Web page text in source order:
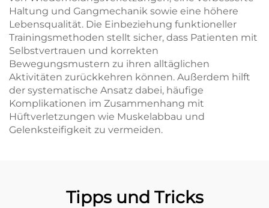
Haltung und Gangmechanik sowie eine höhere
Lebensqualität. Die Einbeziehung funktioneller
Trainingsmethoden stellt sicher, dass Patienten mit
Selbstvertrauen und korrekten
Bewegungsmustern zu ihren alltäglichen
Aktivitäten zurückkehren können. Außerdem hilft
der systematische Ansatz dabei, häufige
Komplikationen im Zusammenhang mit
Hüftverletzungen wie Muskelabbau und
Gelenksteifigkeit zu vermeiden.
Tipps und Tricks